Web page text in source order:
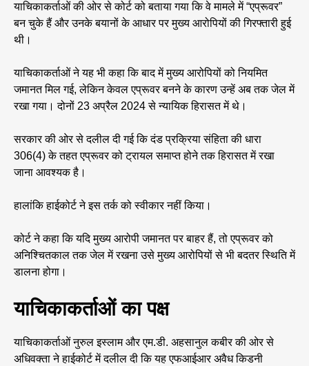
याचिकाकर्ताओं की ओर से कोर्ट को बताया गया कि वे मामले में “एप्रूवर”
बन चुके हैं और उनके बयानों के आधार पर मुख्य आरोपियों की गिरफ्तारी हुई
थी।
याचिकाकर्ताओं ने यह भी कहा कि बाद में मुख्य आरोपियों को नियमित
जमानत मिल गई, लेकिन केवल एप्रूवर बनने के कारण उन्हें अब तक जेल में
रखा गया। दोनों 23 अप्रैल 2024 से न्यायिक हिरासत में थे।
सरकार की ओर से दलील दी गई कि दंड प्रक्रिया संहिता की धारा
306(4) के तहत एप्रूवर को ट्रायल समाप्त होने तक हिरासत में रखा
जाना आवश्यक है।
हालांकि हाईकोर्ट ने इस तर्क को स्वीकार नहीं किया।
कोर्ट ने कहा कि यदि मुख्य आरोपी जमानत पर बाहर हैं, तो एप्रूवर को
अनिश्चितकाल तक जेल में रखना उसे मुख्य आरोपियों से भी बदतर स्थिति में
डालना होगा।
याचिकाकर्ताओं का पक्ष
याचिकाकर्ताओं नुरुल इस्लाम और एम.डी. अहसानुल कबीर की ओर से
अधिवक्ता ने हाईकोर्ट में दलील दी कि यह एफआईआर अवैध किडनी